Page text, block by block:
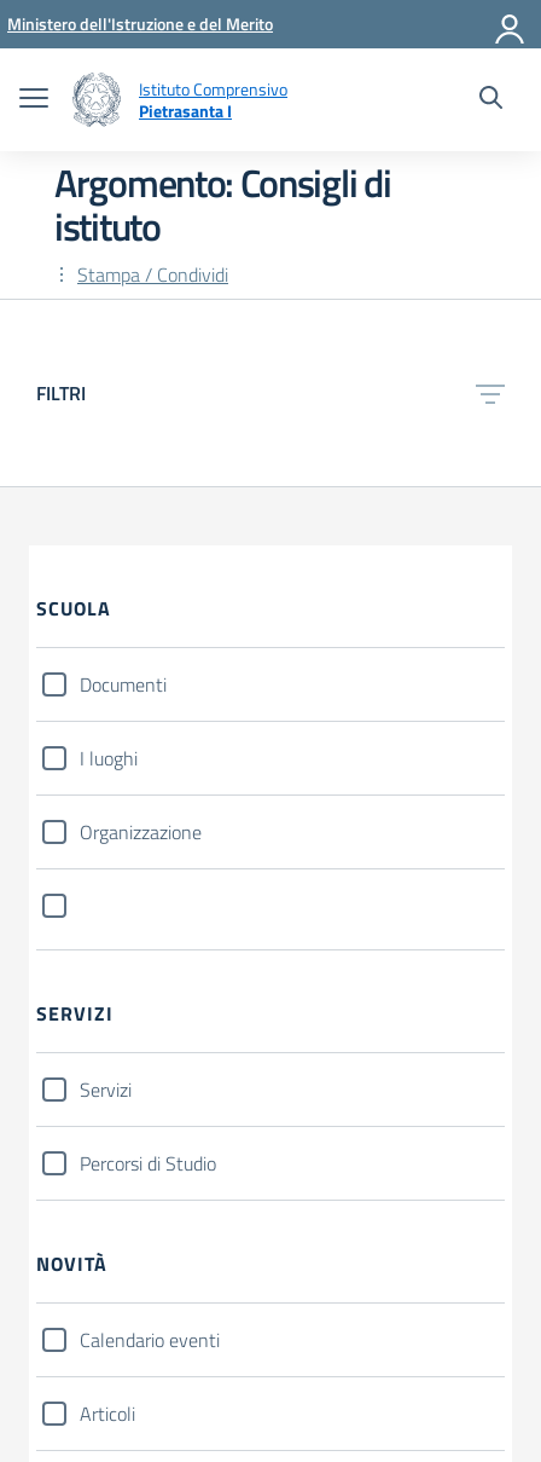
Vai ai contenuti
Vai al menu di navigazione
Vai al footer
Ministero dell'Istruzione e del Merito
Istituto Comprensivo
Pietrasanta I
Argomento: Consigli di
istituto
Stampa / Condividi
FILTRI
SCUOLA
Documenti
I luoghi
Organizzazione
SERVIZI
Servizi
Percorsi di Studio
NOVITÀ
Calendario eventi
Articoli